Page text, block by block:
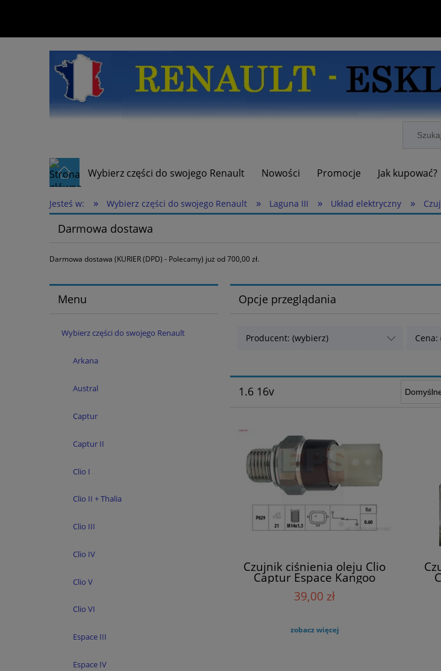
Wybierz części do swojego Renault Nowości Promocje Jak kupować?
Jesteś w: » Wybierz części do swojego Renault » Laguna III » Układ elektryczny »
Darmowa dostawa
Darmowa dostawa (KURIER (DPD) - Polecamy) już od 700,00 zł.
Menu
Wybierz części do swojego Renault
Arkana
Austral
Captur
Captur II
Clio I
Clio II + Thalia
Clio III
Clio IV
Clio V
Clio VI
Espace III
Espace IV
Opcje przeglądania
Producent: (wybierz)
1.6 16v
Czujnik ciśnienia oleju Clio
Captur Espace Kangoo
Kadjar Laguna EPS 1800178
39,00 zł
zobacz więcej